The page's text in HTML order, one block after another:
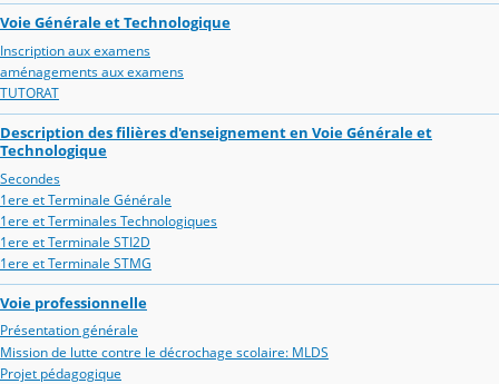
Voie Générale et Technologique
Inscription aux examens
aménagements aux examens
TUTORAT
Description des filières d'enseignement en Voie Générale et
Technologique
Secondes
1ere et Terminale Générale
1ere et Terminales Technologiques
1ere et Terminale STI2D
1ere et Terminale STMG
Voie professionnelle
Présentation générale
Mission de lutte contre le décrochage scolaire: MLDS
Projet pédagogique